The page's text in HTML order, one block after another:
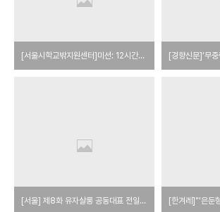
[서울시학교밖지원센터]미션: 12시간반만에 고백을 하라!
[서울] 제8화 유자살롱 공동대표 전일주님